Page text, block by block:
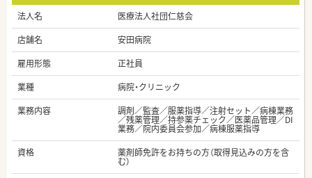
法人名
医療法人社団仁慈会
店舗名
安田病院
雇用形態
正社員
業種
病院・クリニック
業務内容
調剤／監査／服薬指導／注射セット／病棟業務
／残薬管理／持参薬チェック／医薬品管理／DI
業務／院内委員会参加／病棟服薬指導
資格
薬剤師免許をお持ちの方（取得見込みの方を含
む）